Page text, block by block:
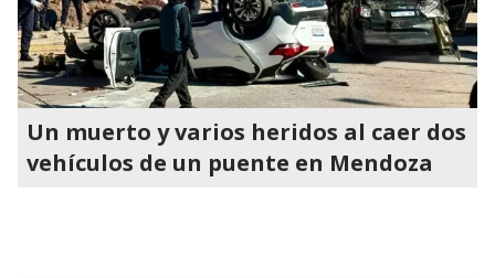
Un muerto y varios heridos al caer dos
vehículos de un puente en Mendoza